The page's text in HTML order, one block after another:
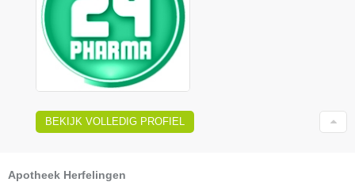
BEKIJK VOLLEDIG PROFIEL
Apotheek Herfelingen